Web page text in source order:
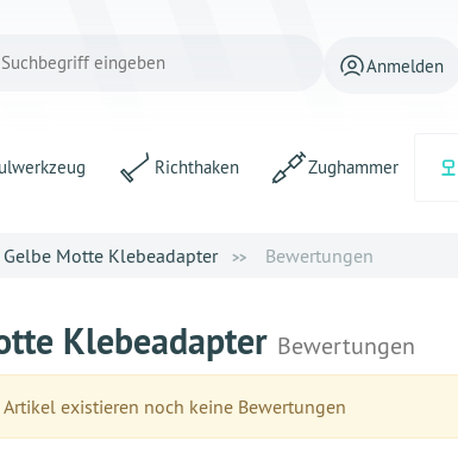
Anmelden
Richthaken Zughammer
Gelbe Motte Klebeadapter Bewertungen
Klebeadapter Bewertungen
existieren noch keine Bewertungen